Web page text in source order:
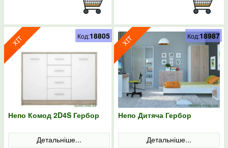
Непо Комод 2D4S Гербор
Детальніше...
Код:18805
Непо Дитяча Гербор
Детальніше...
Код:18987